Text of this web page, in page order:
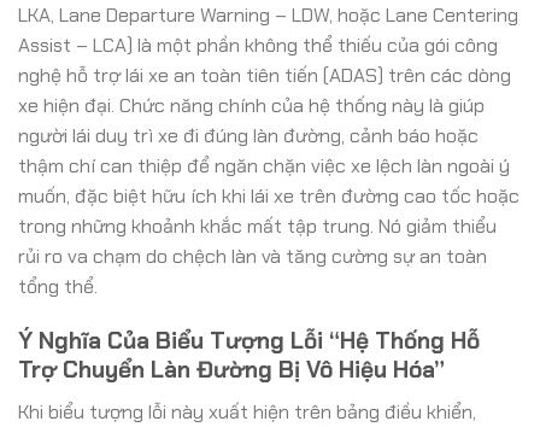
LKA, Lane Departure Warning – LDW, hoặc Lane Centering
Assist – LCA) là một phần không thể thiếu của gói công
nghệ hỗ trợ lái xe an toàn tiên tiến (ADAS) trên các dòng
xe hiện đại. Chức năng chính của hệ thống này là giúp
người lái duy trì xe đi đúng làn đường, cảnh báo hoặc
thậm chí can thiệp để ngăn chặn việc xe lệch làn ngoài ý
muốn, đặc biệt hữu ích khi lái xe trên đường cao tốc hoặc
trong những khoảnh khắc mất tập trung. Nó giảm thiểu
rủi ro va chạm do chệch làn và tăng cường sự an toàn
tổng thể.
Ý Nghĩa Của Biểu Tượng Lỗi “Hệ Thống Hỗ
Trợ Chuyển Làn Đường Bị Vô Hiệu Hóa”
Khi biểu tượng lỗi này xuất hiện trên bảng điều khiển,